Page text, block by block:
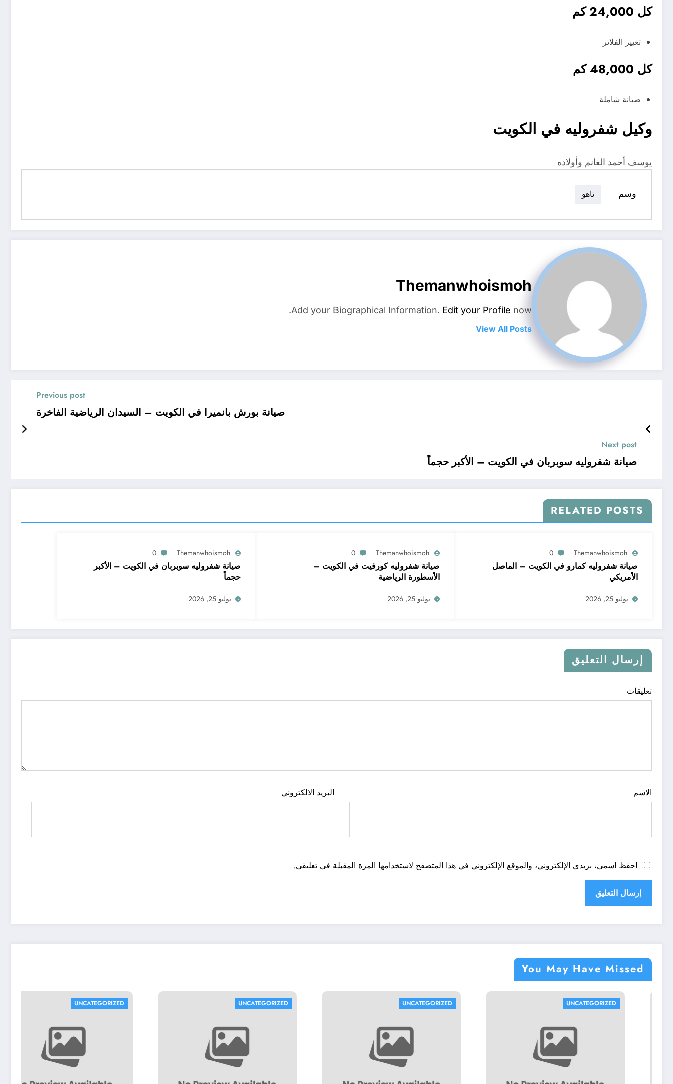
كل 24,000 كم
تغيير الفلاتر
كل 48,000 كم
صيانة شاملة
وكيل شفروليه في الكويت
يوسف أحمد الغانم وأولاده
وسم تاهو
Themanwhoismoh
Add your Biographical Information. Edit your Profile now.
View All Posts
Previous post
صيانة بورش بانميرا في الكويت – السيدان الرياضية الفاخرة
Next post
صيانة شفروليه سوبربان في الكويت – الأكبر حجماً
RELATED POSTS
Themanwhoismoh
0
صيانة شفروليه كمارو في الكويت – الماصل
الأمريكي
يوليو 25, 2026
Themanwhoismoh
0
صيانة شفروليه كورفيت في الكويت –
الأسطورة الرياضية
يوليو 25, 2026
Themanwhoismoh
0
صيانة شفروليه سوبربان في الكويت – الأكبر
حجماً
يوليو 25, 2026
إرسال التعليق
تعليقات
الاسم البريد الالكتروني
احفظ اسمي، بريدي الإلكتروني، والموقع الإلكتروني في هذا المتصفح لاستخدامها المرة المقبلة في تعليقي.
You May Have Missed
UNCATEGORIZED UNCATEGORIZED UNCATEGORIZED UNCATEGORIZED